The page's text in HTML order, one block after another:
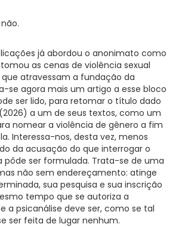
já abordou o anonimato como
as cenas de violência sexual
atravessam a fundação da
se agora mais um artigo a esse bloco
ser lido, para retomar o título dado
a um de seus textos, como um
nomear a violência de gênero a fim
Interessa-nos, desta vez, menos
da acusação do que interrogar o
pôde ser formulada. Trata-se de uma
não sem endereçamento: atinge
sua pesquisa e sua inscrição
tempo que se autoriza a
a psicanálise deve ser, como se tal
ser feita de lugar nenhum.